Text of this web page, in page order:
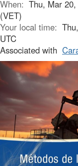
When: Thu, Mar
(VET)
Your local time:
UTC
Associated with